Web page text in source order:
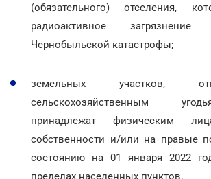
(обязательного) отселения,
радиоактивное
Чернобыльской катастрофы;
земельных участков,
сельскохозяйственным
принадлежат физическим
собственности и/или на правые
состоянию на 01 января 2022
пределах населенных пунктов.